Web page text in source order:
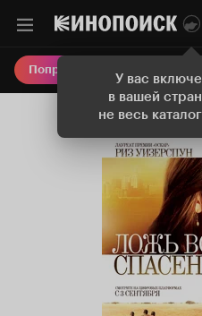
У вас
в вашей
не весь
Попробовать Плюс